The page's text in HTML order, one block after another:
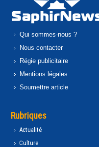
Qui sommes-nous ?
Nous contacter
Régie publicitaire
Mentions légales
Soumettre article
Rubriques
Actualité
Culture